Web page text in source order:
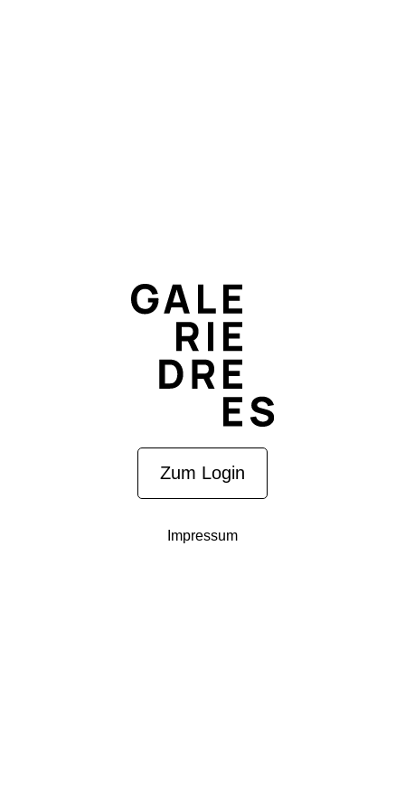
Zum Login
Impressum